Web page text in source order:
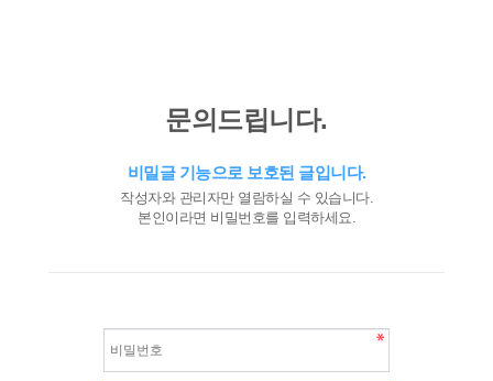
문의드립니다.
비밀글 기능으로 보호된 글입니다.
작성자와 관리자만 열람하실 수 있습니다.
본인이라면 비밀번호를 입력하세요.